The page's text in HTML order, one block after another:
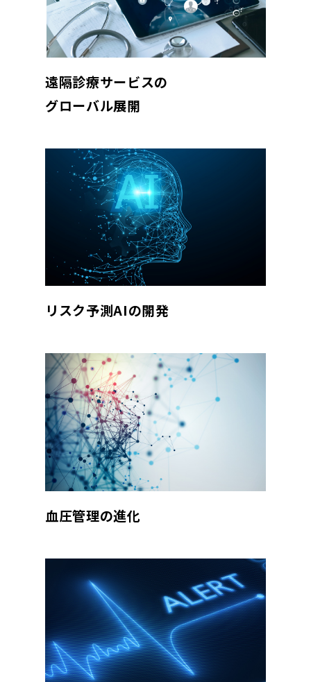
遠隔診療サービスの
グローバル展開
リスク予測AIの開発
血圧管理の進化